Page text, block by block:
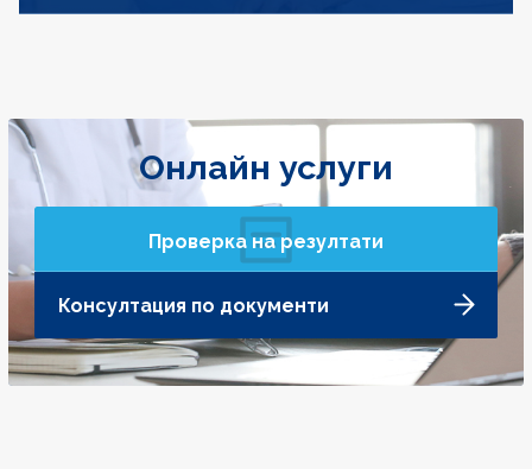
Онлайн услуги
Проверка на резултати
Консултация по документи